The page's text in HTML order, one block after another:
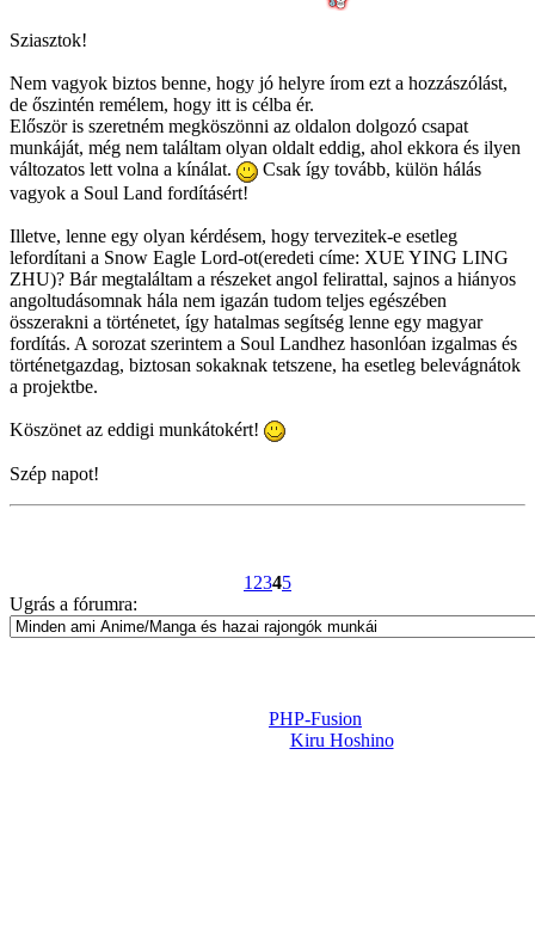
Sziasztok!
Nem vagyok biztos benne, hogy jó helyre írom ezt a hozzászólást,
de őszintén remélem, hogy itt is célba ér.
Először is szeretném megköszönni az oldalon dolgozó csapat
munkáját, még nem találtam olyan oldalt eddig, ahol ekkora és ilyen
változatos lett volna a kínálat.
Csak így tovább, külön hálás
vagyok a Soul Land fordításért!
Illetve, lenne egy olyan kérdésem, hogy tervezitek-e esetleg
lefordítani a Snow Eagle Lord-ot(eredeti címe: XUE YING LING
ZHU)? Bár megtaláltam a részeket angol felirattal, sajnos a hiányos
angoltudásomnak hála nem igazán tudom teljes egészében
összerakni a történetet, így hatalmas segítség lenne egy magyar
fordítás. A sorozat szerintem a Soul Landhez hasonlóan izgalmas és
történetgazdag, biztosan sokaknak tetszene, ha esetleg belevágnátok
a projektbe.
Köszönet az eddigi munkátokért!
Szép napot!
1 2345
Ugrás a fórumra:
PHP-Fusion
Kiru Hoshino